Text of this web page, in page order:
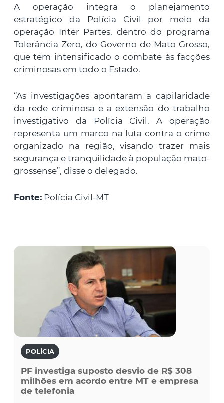
A operação integra o planejamento
estratégico da Polícia Civil por meio da
operação Inter Partes, dentro do programa
Tolerância Zero, do Governo de Mato Grosso,
que tem intensificado o combate às facções
criminosas em todo o Estado.
“As investigações apontaram a capilaridade
da rede criminosa e a extensão do trabalho
investigativo da Polícia Civil. A operação
representa um marco na luta contra o crime
organizado na região, visando trazer mais
segurança e tranquilidade à população mato-
grossense”, disse o delegado.
Fonte: Polícia Civil-MT
POLÍCIA
PF investiga suposto desvio de R$ 308
milhões em acordo entre MT e empresa
de telefonia